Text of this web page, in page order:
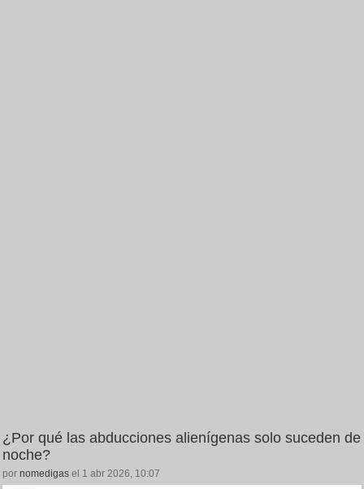
¿Por qué las abducciones alienígenas solo suceden de
noche?
por nomedigas el 1 abr 2026, 10:07